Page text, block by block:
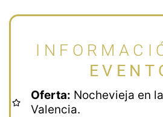
Oferta: Nochevieja en
Valencia.